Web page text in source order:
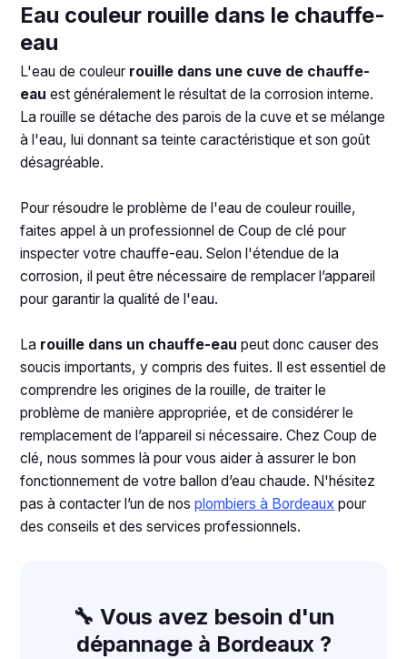
Eau couleur rouille dans le chauffe-
eau
L'eau de couleur rouille dans une cuve de chauffe-
eau est généralement le résultat de la corrosion interne.
La rouille se détache des parois de la cuve et se mélange
à l'eau, lui donnant sa teinte caractéristique et son goût
désagréable.
Pour résoudre le problème de l'eau de couleur rouille,
faites appel à un professionnel de Coup de clé pour
inspecter votre chauffe-eau. Selon l'étendue de la
corrosion, il peut être nécessaire de remplacer l’appareil
pour garantir la qualité de l'eau.
La rouille dans un chauffe-eau peut donc causer des
soucis importants, y compris des fuites. Il est essentiel de
comprendre les origines de la rouille, de traiter le
problème de manière appropriée, et de considérer le
remplacement de l’appareil si nécessaire. Chez Coup de
clé, nous sommes là pour vous aider à assurer le bon
fonctionnement de votre ballon d’eau chaude. N'hésitez
pas à contacter l’un de nosplombiers à Bordeaux pour
des conseils et des services professionnels.
🔧 Vous avez besoin d'un
dépannage à Bordeaux ?